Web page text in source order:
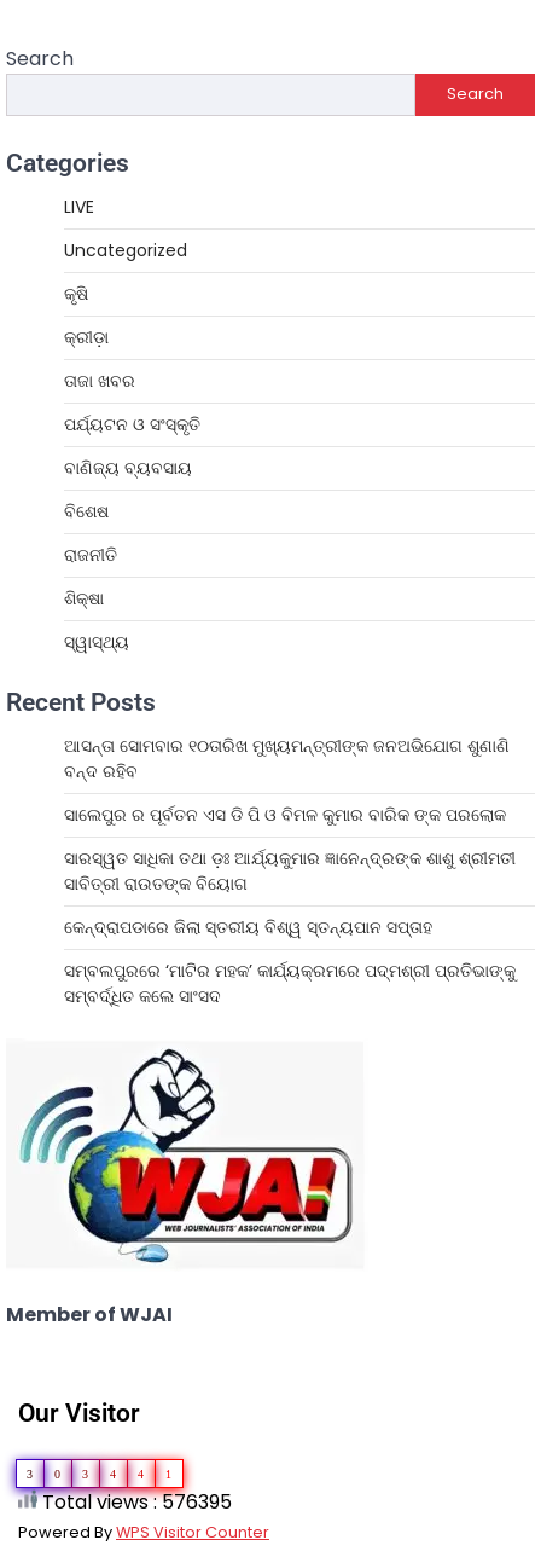
Search
Search
Categories
LIVE
Uncategorized
କୃଷି
କ୍ରୀଡ଼ା
ତାଜା ଖବର
ପର୍ଯ୍ୟଟନ ଓ ସଂସ୍କୃତି
ବାଣିଜ୍ୟ ବ୍ୟବସାୟ
ବିଶେଷ
ରାଜନୀତି
ଶିକ୍ଷା
ସ୍ୱାସ୍ଥ୍ୟ
Recent Posts
ଆସନ୍ତା ସୋମବାର ୧୦ତାରିଖ ମୁଖ୍ୟମନ୍ତ୍ରୀଙ୍କ ଜନଅଭିଯୋଗ ଶୁଣାଣି
ବନ୍ଦ ରହିବ
ସାଲେପୁର ର ପୂର୍ବତନ ଏସ ଡି ପି ଓ ବିମଳ କୁମାର ବାରିକ ଙ୍କ ପରଲୋକ
ସାରସ୍ୱତ ସାଧିକା ତଥା ଡ଼ଃ ଆର୍ଯ୍ୟକୁମାର ଜ୍ଞାନେନ୍ଦ୍ରଙ୍କ ଶାଶୁ ଶ୍ରୀମତୀ
ସାବିତ୍ରୀ ରାଉତଙ୍କ ବିୟୋଗ
କେନ୍ଦ୍ରାପଡାରେ ଜିଲା ସ୍ତରୀୟ ବିଶ୍ୱ ସ୍ତନ୍ୟପାନ ସପ୍ତାହ
ସମ୍ବଲପୁରରେ ‘ମାଟିର ମହକ’ କାର୍ଯ୍ୟକ୍ରମରେ ପଦ୍ମଶ୍ରୀ ପ୍ରତିଭାଙ୍କୁ
ସମ୍ବର୍ଦ୍ଧିତ କଲେ ସାଂସଦ
Member of WJAI
Our Visitor
3 0 3 4 4 1
Total views : 576395
Powered ByWPS Visitor Counter